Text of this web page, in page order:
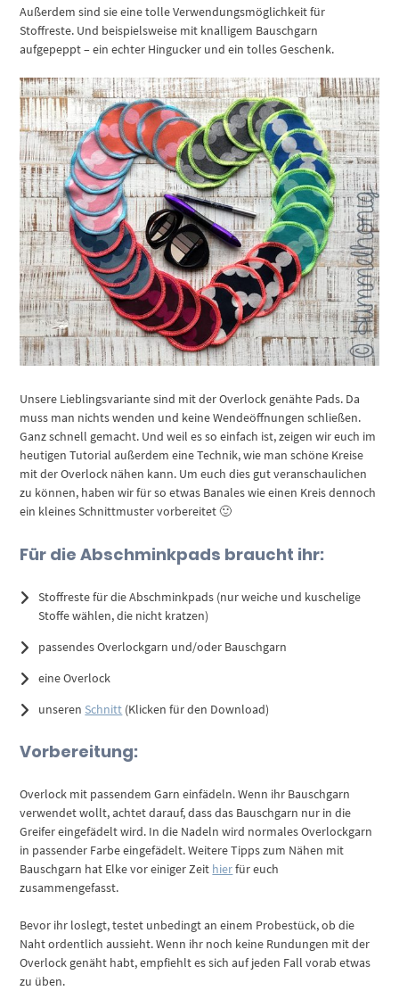
Außerdem sind sie eine tolle Verwendungsmöglichkeit für
Stoffreste. Und beispielsweise mit knalligem Bauschgarn
aufgepeppt – ein echter Hingucker und ein tolles Geschenk.
Unsere Lieblingsvariante sind mit der Overlock genähte Pads. Da
muss man nichts wenden und keine Wendeöffnungen schließen.
Ganz schnell gemacht. Und weil es so einfach ist, zeigen wir euch im
heutigen Tutorial außerdem eine Technik, wie man schöne Kreise
mit der Overlock nähen kann. Um euch dies gut veranschaulichen
zu können, haben wir für so etwas Banales wie einen Kreis dennoch
ein kleines Schnittmuster vorbereitet 🙂
Für die Abschminkpads braucht ihr:
Stoffreste für die Abschminkpads (nur weiche und kuschelige
Stoffe wählen, die nicht kratzen)
passendes Overlockgarn und/oder Bauschgarn
eine Overlock
unseren Schnitt (Klicken für den Download)
Vorbereitung:
Overlock mit passendem Garn einfädeln. Wenn ihr Bauschgarn
verwendet wollt, achtet darauf, dass das Bauschgarn nur in die
Greifer eingefädelt wird. In die Nadeln wird normales Overlockgarn
in passender Farbe eingefädelt. Weitere Tipps zum Nähen mit
Bauschgarn hat Elke vor einiger Zeit hierfür euch
zusammengefasst.
Bevor ihr loslegt, testet unbedingt an einem Probestück, ob die
Naht ordentlich aussieht. Wenn ihr noch keine Rundungen mit der
Overlock genäht habt, empfiehlt es sich auf jeden Fall vorab etwas
zu üben.